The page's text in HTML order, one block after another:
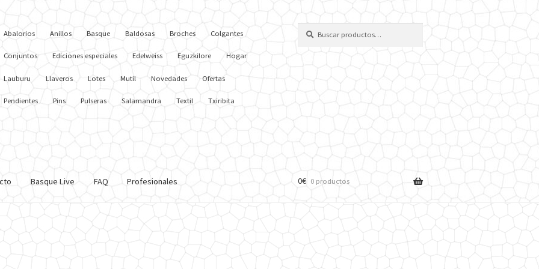
Abalorios Anillos Basque Baldosas Broches Colgantes
Conjuntos Ediciones especiales Edelweiss Eguzkilore Hogar
Lauburu Llaveros Lotes Mutil Novedades Ofertas
Pendientes Pins Pulseras Salamandra Textil Txiribita
por:
Basque Live FAQ Profesionales 0€ 0 productos